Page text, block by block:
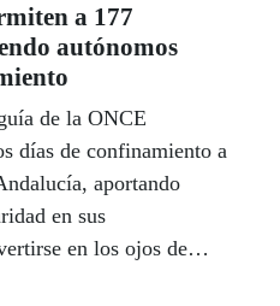
a 177
autónomos
de la ONCE
días de confinamiento a
aportando
en sus
en los ojos de